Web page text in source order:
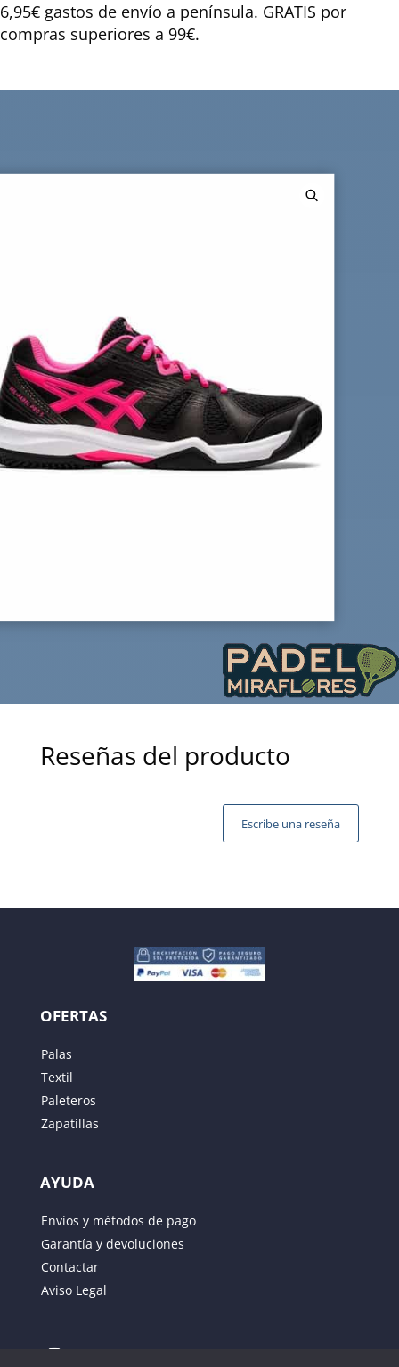
6,95€ gastos de envío a península. GRATIS por
compras superiores a 99€.
Reseñas del producto
Escribe una reseña
este navegador para la próxima vez que comente.
OFERTAS
Palas
Textil
Paleteros
Zapatillas
AYUDA
Envíos y métodos de pago
Garantía y devoluciones
Contactar
Aviso Legal